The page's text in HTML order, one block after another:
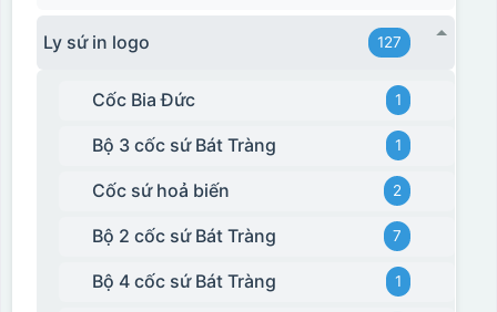
Ly sứ in logo 127
Cốc Bia Đức 1
Bộ 3 cốc sứ Bát Tràng 1
Cốc sứ hoả biến 2
Bộ 2 cốc sứ Bát Tràng 7
Bộ 4 cốc sứ Bát Tràng 1